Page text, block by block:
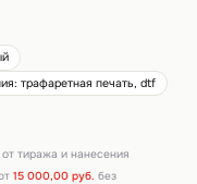
трафаретная печать, dtf
тиража и нанесения
15 000,00 руб. без